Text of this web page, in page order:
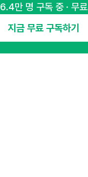
6.4만 명 구독 중 · 무료
지금 무료 구독하기